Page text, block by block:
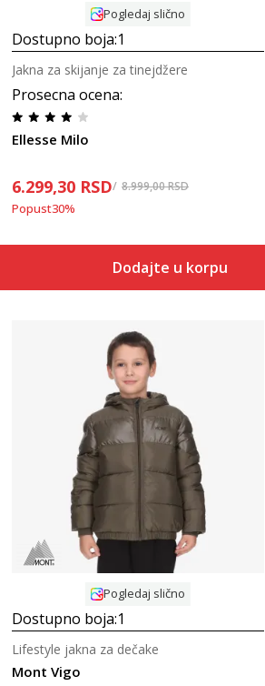
Pogledaj slično
Dostupno boja:1
Prosecna ocena:
Ellesse Milo
Jakna za skijanje za tinejdžere
6.299,30 RSD 8.999,00RSD
Popust30%
Dodajte u korpu
Uporedi
Pogledaj slično
Dostupno boja:1
Mont Vigo
Lifestyle jakna za dečake